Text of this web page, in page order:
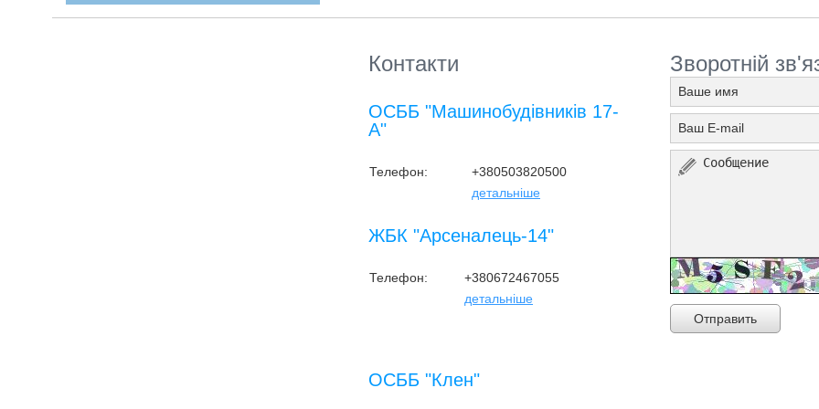
Контакти
ОСББ "Машинобудівників 17-
А"
Телефон:
+380503820500
детальніше
ЖБК "Арсеналець-14"
Телефон:
+380672467055
детальніше
ОСББ "Клен"
Зворотній
Отправить